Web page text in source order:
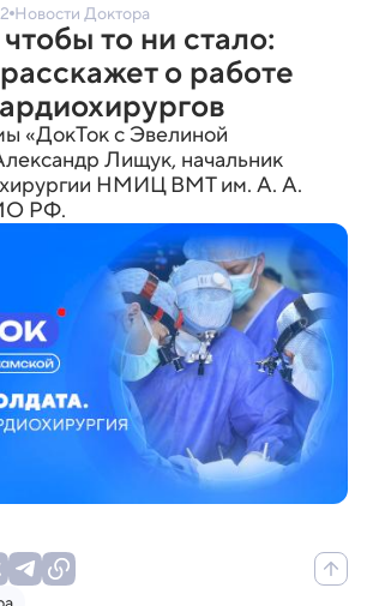
Новости Доктора
то ни стало:
о работе
«ДокТок с Эвелиной
Лищук, начальник
НМИЦ ВМТ им. А. А.
РФ.